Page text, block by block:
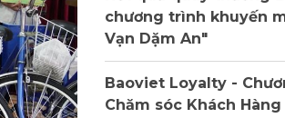
chương trình khuyến
Vạn Dặm An"
Baoviet Loyalty -
Chăm sóc Khách